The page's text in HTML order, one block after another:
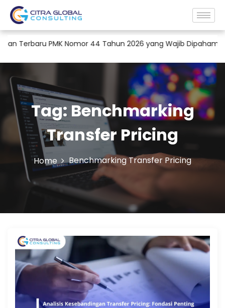
PMK Nomor 44 Tahun 2026 yang Wajib Dipahami
Tag: Benchmarking
Transfer Pricing
Home Benchmarking Transfer Pricing